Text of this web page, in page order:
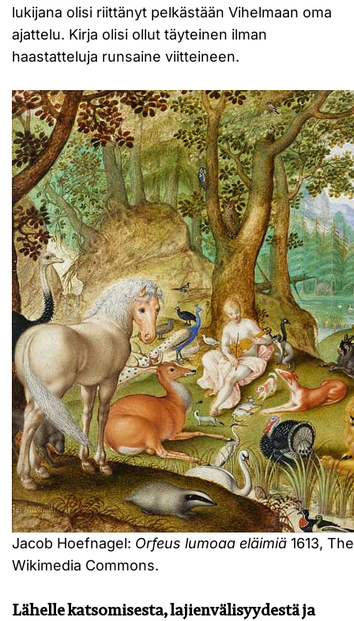
lukijana olisi riittänyt pelkästään Vihelmaan oma
ajattelu. Kirja olisi ollut täyteinen ilman
haastatteluja runsaine viitteineen.
Jacob Hoefnagel: Orfeus lumoaa eläimiä 1613,
Wikimedia Commons.
Lähelle katsomisesta, lajienvälisyydestä ja